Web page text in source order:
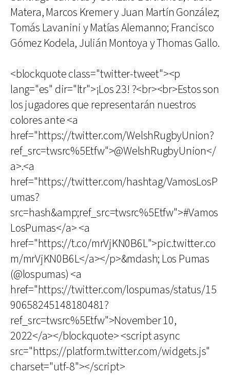
Matera, Marcos Kremer y Juan Martín González;
Tomás Lavanini y Matías Alemanno; Francisco
Gómez Kodela, Julián Montoya y Thomas Gallo.
<blockquote class="twitter-tweet"><p
lang="es" dir="ltr">¡Los 23! ?<br><br>Estos son
los jugadores que representarán nuestros
colores ante <a
href="https://twitter.com/WelshRugbyUnion?
ref_src=twsrc%5Etfw">@WelshRugbyUnion</
a>.<a
href="https://twitter.com/hashtag/VamosLosP
umas?
src=hash&amp;ref_src=twsrc%5Etfw">#Vamos
LosPumas</a> <a
href="https://t.co/mrVjKN0B6L">pic.twitter.co
m/mrVjKN0B6L</a></p>&mdash; Los Pumas
(@lospumas) <a
href="https://twitter.com/lospumas/status/15
90658245148180481?
ref_src=twsrc%5Etfw">November 10,
2022</a></blockquote> <script async
src="https://platform.twitter.com/widgets.js"
charset="utf-8"></script>